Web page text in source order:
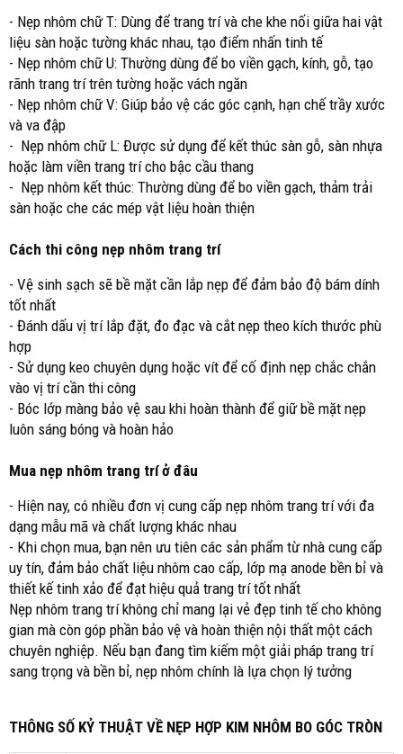
- Nẹp nhôm chữ T: Dùng để trang trí và che khe nối giữa hai vật
liệu sàn hoặc tường khác nhau, tạo điểm nhấn tinh tế
- Nẹp nhôm chữ U: Thường dùng để bo viền gạch, kính, gỗ, tạo
rãnh trang trí trên tường hoặc vách ngăn
- Nẹp nhôm chữ V: Giúp bảo vệ các góc cạnh, hạn chế trầy xước
và va đập
- Nẹp nhôm chữ L: Được sử dụng để kết thúc sàn gỗ, sàn nhựa
hoặc làm viền trang trí cho bậc cầu thang
- Nẹp nhôm kết thúc: Thường dùng để bo viền gạch, thảm trải
sàn hoặc che các mép vật liệu hoàn thiện
Cách thi công nẹp nhôm trang trí
- Vệ sinh sạch sẽ bề mặt cần lắp nẹp để đảm bảo độ bám dính
tốt nhất
- Đánh dấu vị trí lắp đặt, đo đạc và cắt nẹp theo kích thước phù
hợp
- Sử dụng keo chuyên dụng hoặc vít để cố định nẹp chắc chắn
vào vị trí cần thi công
- Bóc lớp màng bảo vệ sau khi hoàn thành để giữ bề mặt nẹp
luôn sáng bóng và hoàn hảo
Mua nẹp nhôm trang trí ở đâu
- Hiện nay, có nhiều đơn vị cung cấp nẹp nhôm trang trí với đa
dạng mẫu mã và chất lượng khác nhau
- Khi chọn mua, bạn nên ưu tiên các sản phẩm từ nhà cung cấp
uy tín, đảm bảo chất liệu nhôm cao cấp, lớp mạ anode bền bỉ và
thiết kế tinh xảo để đạt hiệu quả trang trí tốt nhất
Nẹp nhôm trang trí không chỉ mang lại vẻ đẹp tinh tế cho không
gian mà còn góp phần bảo vệ và hoàn thiện nội thất một cách
chuyên nghiệp. Nếu bạn đang tìm kiếm một giải pháp trang trí
sang trọng và bền bỉ, nẹp nhôm chính là lựa chọn lý tưởng
THÔNG SỐ KỶ THUẬT VỀ NẸP HỢP KIM NHÔM BO GÓC TRÒN